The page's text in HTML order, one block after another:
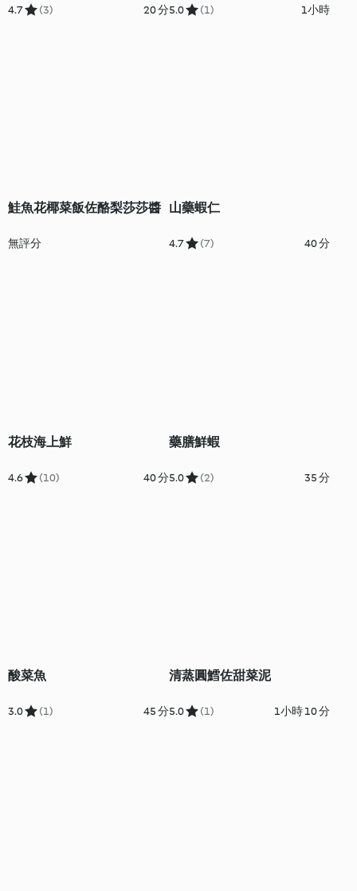
4.7 (3) 20 分5.0 (1) 1小時
鮭魚花椰菜飯佐酪梨莎莎醬
無評分
山藥蝦仁
4.7 (7) 40 分
花枝海上鮮
4.6 (10) 40 分
藥膳鮮蝦
5.0 (2) 35 分
酸菜魚
3.0 (1) 45 分
清蒸圓鱈佐甜菜泥
5.0 (1) 1小時 10 分